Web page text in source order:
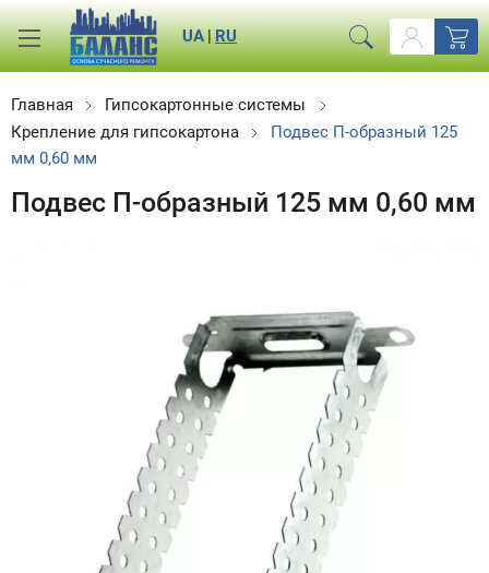
RU
|
UA
Главная
Гипсокартонные системы
Крепление для гипсокартона
Подвес П-образный 125
мм 0,60 мм
Подвес П-образный 125 мм 0,60 мм